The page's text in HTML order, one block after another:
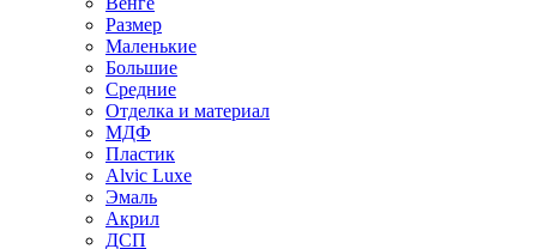
Размер
Маленькие
Большие
Средние
Отделка и материал
МДФ
Пластик
Alvic Luxe
Эмаль
Акрил
ДСП